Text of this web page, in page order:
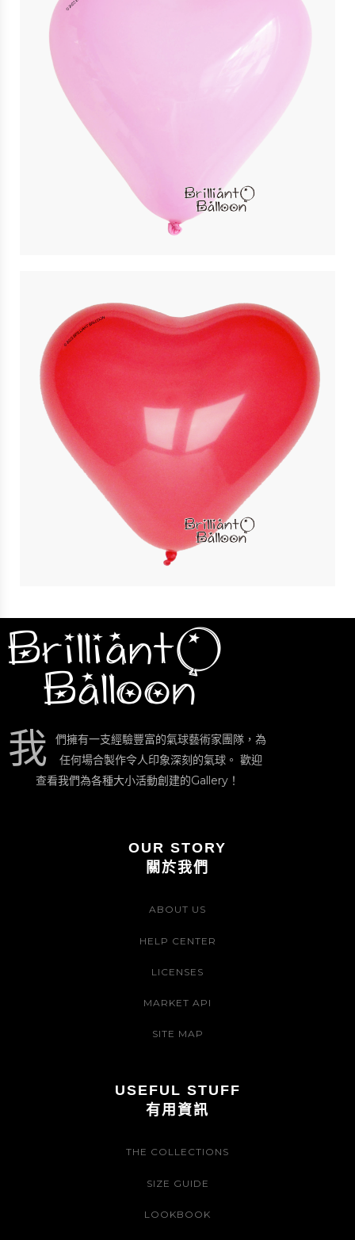
11″ 粉紅色心形 Pink Heart | Qualatex
11″ 紅色心形 Red Heart | Qualatex
我
們擁有一支經驗豐富的氣球藝術家團隊，為
任何場合製作令人印象深刻的氣球。 歡迎
查看我們為各種大小活動創建的Gallery！
OUR STORY
關於我們
ABOUT US
HELP CENTER
LICENSES
MARKET API
SITE MAP
USEFUL STUFF
有用資訊
THE COLLECTIONS
SIZE GUIDE
LOOKBOOK